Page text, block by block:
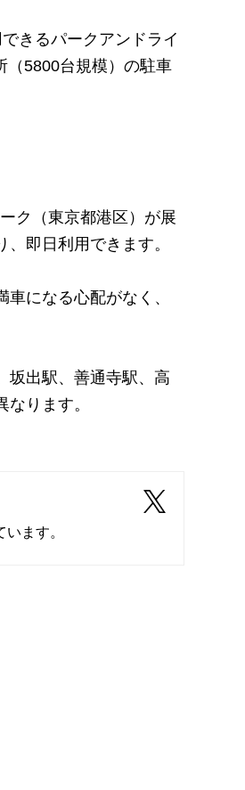
きるパークアンドライ
（5800台規模）の駐車
ク（東京都港区）が展
即日利用できます。
になる心配がなく、
坂出駅、善通寺駅、高
ります。
ます。